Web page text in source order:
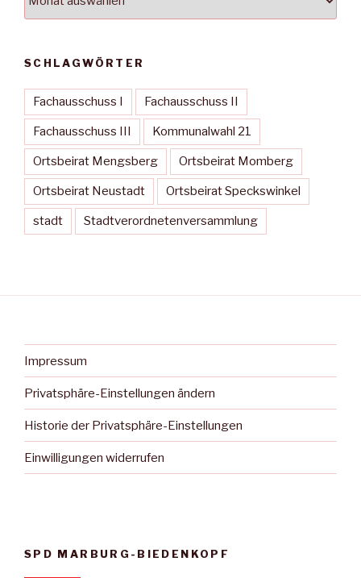
SCHLAGWÖRTER
Fachausschuss I Fachausschuss II
Fachausschuss III Kommunalwahl 21
Ortsbeirat Mengsberg Ortsbeirat Momberg
Ortsbeirat Neustadt Ortsbeirat Speckswinkel
stadt Stadtverordnetenversammlung
Impressum
Privatsphäre-Einstellungen ändern
Historie der Privatsphäre-Einstellungen
Einwilligungen widerrufen
SPD MARBURG-BIEDENKOPF